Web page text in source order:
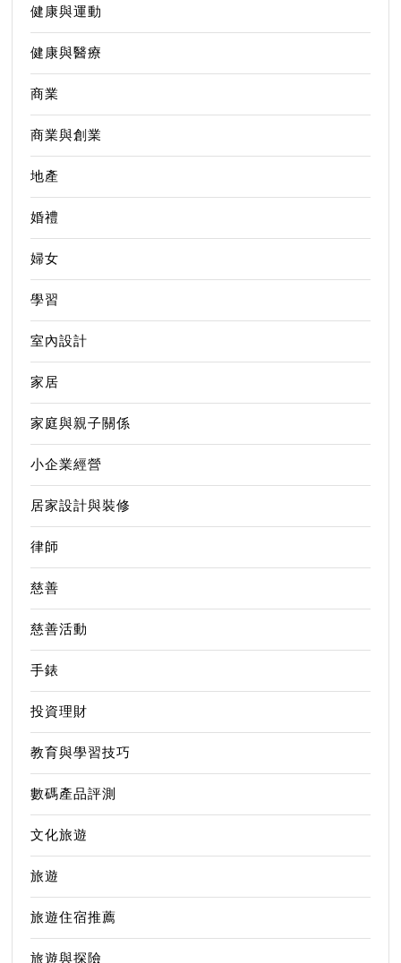
健康與運動
健康與醫療
商業
商業與創業
地產
婚禮
婦女
學習
室內設計
家居
家庭與親子關係
小企業經營
居家設計與裝修
律師
慈善
慈善活動
手錶
投資理財
教育與學習技巧
數碼產品評測
文化旅遊
旅遊
旅遊住宿推薦
旅遊與探險